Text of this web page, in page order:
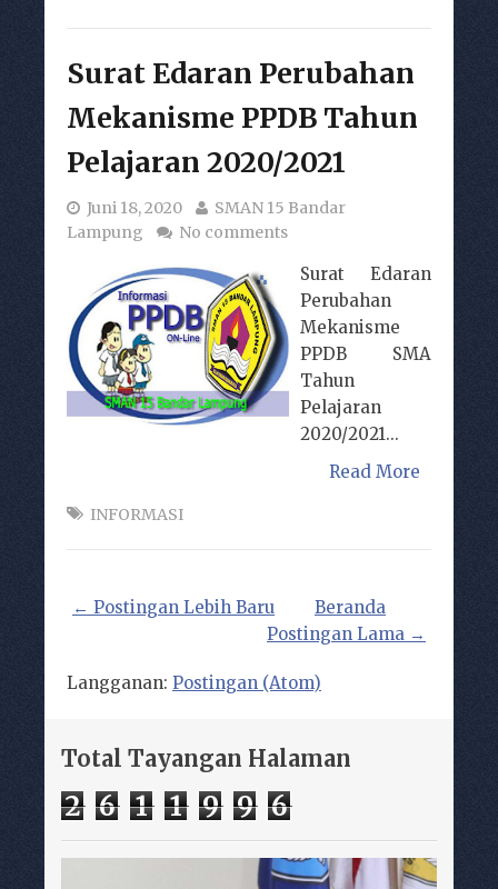
Surat Edaran Perubahan
Mekanisme PPDB Tahun
Pelajaran 2020/2021
Juni 18, 2020
SMAN 15 Bandar
Lampung
No comments
Surat Edaran
Perubahan
Mekanisme
PPDB SMA
Tahun
Pelajaran
2020/2021...
Read More
INFORMASI
← Postingan Lebih Baru
Postingan Lama →
Beranda
Langganan: Postingan (Atom)
Total Tayangan Halaman
2 6 1 1 9 9 6